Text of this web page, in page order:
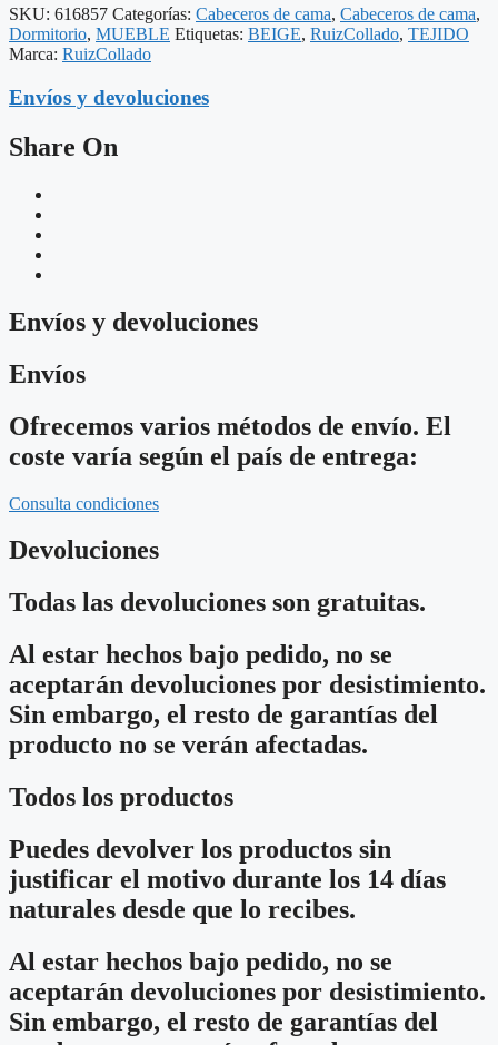
SKU: 616857 Categorías: Cabeceros de cama, Cabeceros de cama,
Dormitorio, MUEBLE Etiquetas: BEIGE, RuizCollado, TEJIDO
Marca: RuizCollado
Envíos y devoluciones
Share On
Envíos y devoluciones
Envíos
Ofrecemos varios métodos de envío. El
coste varía según el país de entrega:
Consulta condiciones
Devoluciones
Todas las devoluciones son gratuitas.
Al estar hechos bajo pedido, no se
aceptarán devoluciones por desistimiento.
Sin embargo, el resto de garantías del
producto no se verán afectadas.
Todos los productos
Puedes devolver los productos sin
justificar el motivo durante los 14 días
naturales desde que lo recibes.
Al estar hechos bajo pedido, no se
aceptarán devoluciones por desistimiento.
Sin embargo, el resto de garantías del